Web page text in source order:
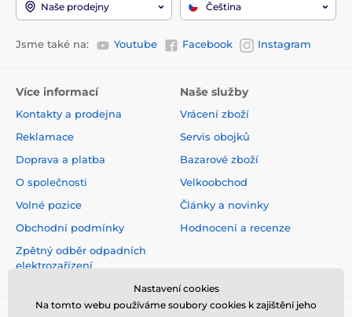
Naše prodejny Čeština
Jsme také na: Youtube Facebook Instagram
Více informací
Kontakty a prodejna
Reklamace
Doprava a platba
O společnosti
Volné pozice
Obchodní podmínky
Zpětný odběr odpadních
elektrozařízení
Naše služby
Vrácení zboží
Servis obojků
Bazarové zboží
Velkoobchod
Články a novinky
Hodnocení a recenze
Nastavení cookies
Na tomto webu používáme soubory cookies k zajištění jeho